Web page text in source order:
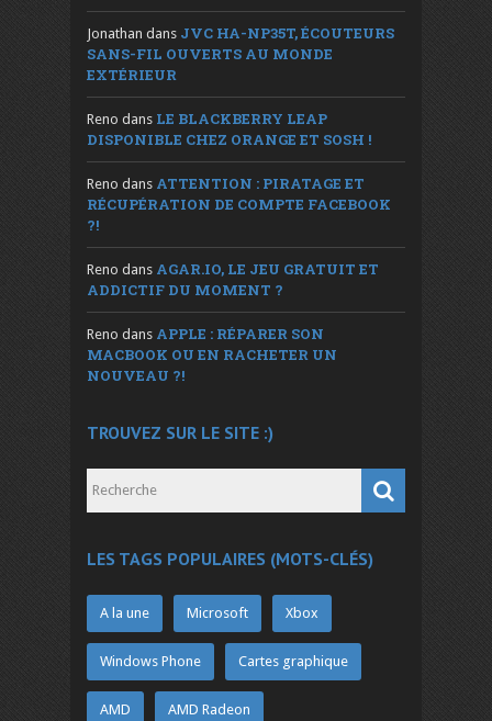
Jonathan dans JVC HA-NP35T, ÉCOUTEURS
SANS-FIL OUVERTS AU MONDE
EXTÉRIEUR
Reno dans LE BLACKBERRY LEAP
DISPONIBLE CHEZ ORANGE ET SOSH !
Reno dans ATTENTION : PIRATAGE ET
RÉCUPÉRATION DE COMPTE FACEBOOK
?!
Reno dans AGAR.IO, LE JEU GRATUIT ET
ADDICTIF DU MOMENT ?
Reno dans APPLE : RÉPARER SON
MACBOOK OU EN RACHETER UN
NOUVEAU ?!
TROUVEZ SUR LE SITE :)
LES TAGS POPULAIRES (MOTS-CLÉS)
A la une Microsoft Xbox
Windows Phone Cartes graphique
AMD AMD Radeon